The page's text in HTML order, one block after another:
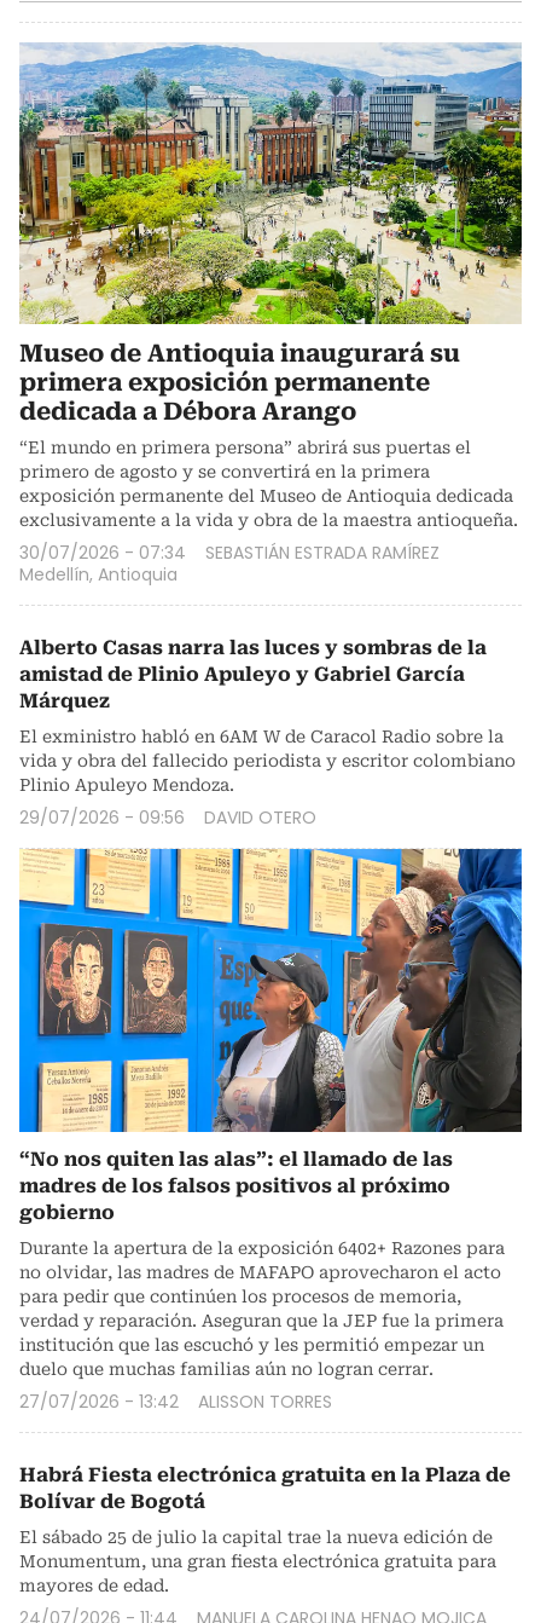
Museo de Antioquia inaugurará su
primera exposición permanente
dedicada a Débora Arango
“El mundo en primera persona” abrirá sus puertas el
primero de agosto y se convertirá en la primera
exposición permanente del Museo de Antioquia dedicada
exclusivamente a la vida y obra de la maestra antioqueña.
30/07/2026 - 07:34
SEBASTIÁN ESTRADA RAMÍREZ
Medellín, Antioquia
Alberto Casas narra las luces y sombras de la
amistad de Plinio Apuleyo y Gabriel García
Márquez
El exministro habló en 6AM W de Caracol Radio sobre la
vida y obra del fallecido periodista y escritor colombiano
Plinio Apuleyo Mendoza.
29/07/2026 - 09:56 DAVID OTERO
“No nos quiten las alas”: el llamado de las
madres de los falsos positivos al próximo
gobierno
Durante la apertura de la exposición 6402+ Razones para
no olvidar, las madres de MAFAPO aprovecharon el acto
para pedir que continúen los procesos de memoria,
verdad y reparación. Aseguran que la JEP fue la primera
institución que las escuchó y les permitió empezar un
duelo que muchas familias aún no logran cerrar.
27/07/2026 - 13:42 ALISSON TORRES
Habrá Fiesta electrónica gratuita en la Plaza de
Bolívar de Bogotá
El sábado 25 de julio la capital trae la nueva edición de
Monumentum, una gran fiesta electrónica gratuita para
mayores de edad.
24/07/2026 - 11:44 MANUELA CAROLINA HENAO MOJICA